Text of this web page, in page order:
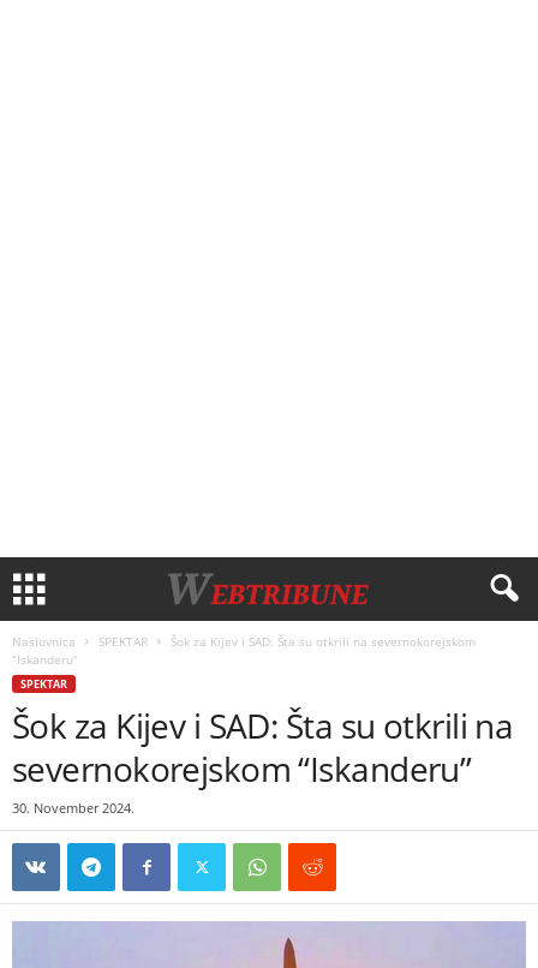
Naslovnica SPEKTAR
Šok za Kijev i SAD: Šta su otkrili na severnokorejskom
“Iskanderu”
SPEKTAR
Šok za Kijev i SAD: Šta su otkrili na
severnokorejskom “Iskanderu”
30. November 2024.